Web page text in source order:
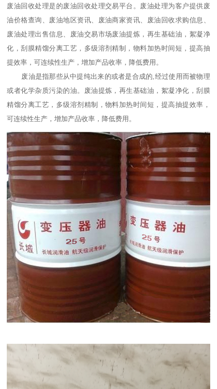
废油回收处理是的废油回收处理交易平台。废油处理为客户提供废
油价格查询、废油地区资讯、废油商家资讯、废油回收求购信息、
废油处理出售信息、废油交易市场废油提炼，再生基础油，絮凝净
化，刮膜精馏分离工艺，多级溶剂精制，物料加热时间短，提高抽
提效率，可连续性生产，增加产品收率，降低费用。
废油是指那些从中提纯出来的或者是合成的,经过使用而被物理
或者化学杂质污染的油。废油提炼，再生基础油，絮凝净化，刮膜
精馏分离工艺，多级溶剂精制，物料加热时间短，提高抽提效率，
可连续性生产，增加产品收率，降低费用。